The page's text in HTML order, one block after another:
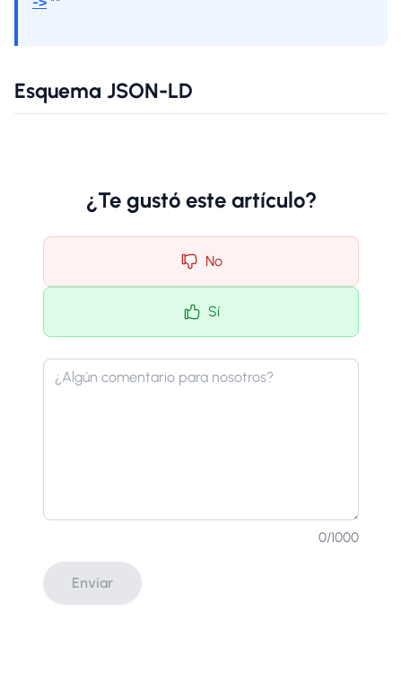
Esquema JSON-LD
¿Te gustó este artículo?
No
Sí
0/1000
Enviar